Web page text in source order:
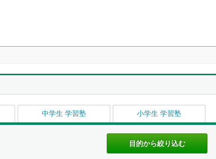
中学生 学習塾 小学生 学習塾